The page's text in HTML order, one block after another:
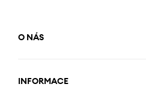
O NÁS
INFORMACE